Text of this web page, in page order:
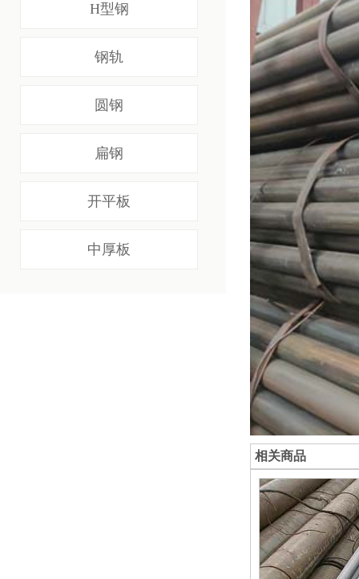
H型钢
钢轨
圆钢
扁钢
开平板
中厚板
相关商品